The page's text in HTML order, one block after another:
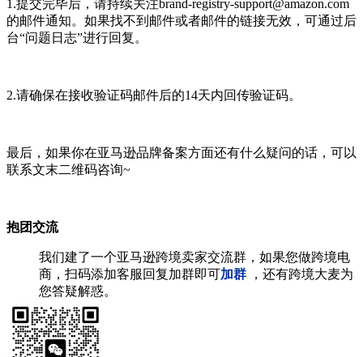
1.提交完毕后，请持续关注brand-registry-support@amazon.com
的邮件通知。如果找不到邮件或者邮件的链接无效，可通过后
台“问题日志”进行回复。
2.请确保在接收验证码邮件后的14天内回传验证码。
最后，如果你在亚马逊品牌备案方面还有什么疑问的话，可以
联系文末二维码咨询~
抱团交流
我们建了一个亚马逊跨境卖家交流群，如果您做跨境电
商，扫码添加客服回复加群即可加群
，还有跨境大麦为
您答疑解惑。